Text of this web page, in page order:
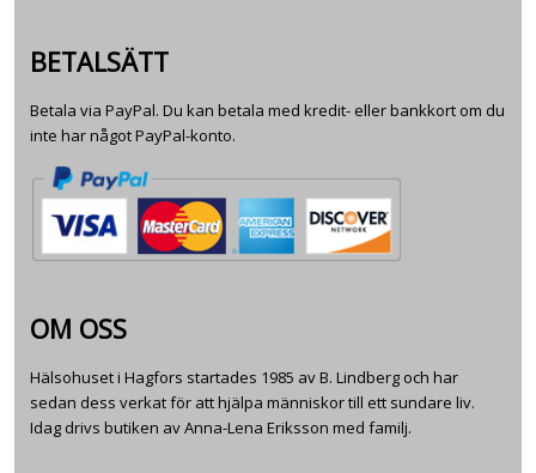
BETALSÄTT
Betala via PayPal. Du kan betala med kredit- eller bankkort om du
inte har något PayPal-konto.
OM OSS
Hälsohuset i Hagfors startades 1985 av B. Lindberg och har
sedan dess verkat för att hjälpa människor till ett sundare liv.
Idag drivs butiken av Anna-Lena Eriksson med familj.